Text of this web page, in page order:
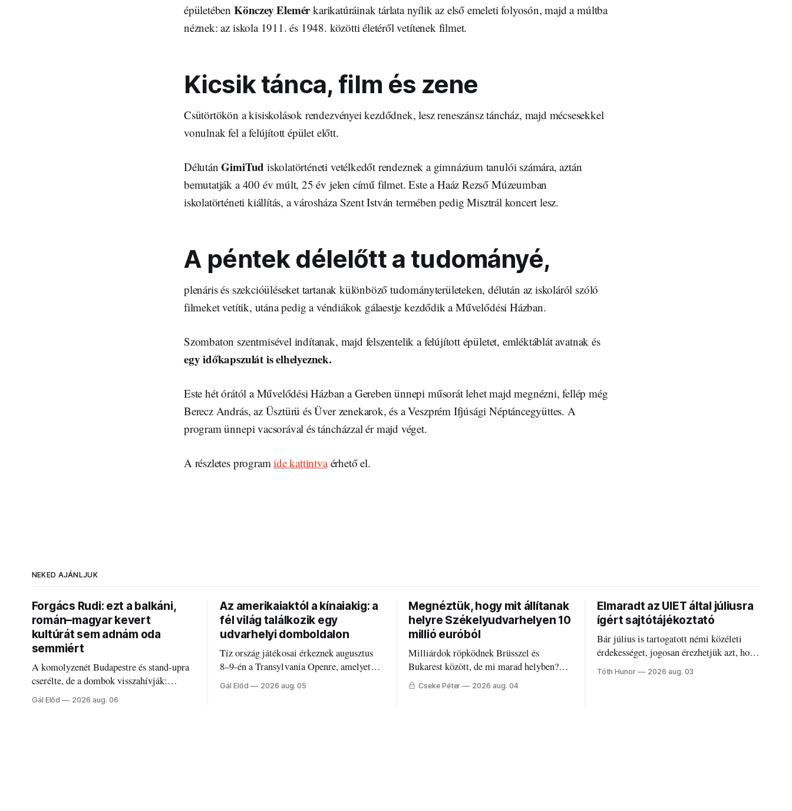
épületében Könczey Elemérkarikatúráinak tárlata nyílik az első emeleti folyosón, majd a múltba
néznek: az iskola 1911. és 1948. közötti életéről vetítenek filmet.
Kicsik tánca, film és zene
Csütörtökön a kisiskolások rendezvényei kezdődnek, lesz reneszánsz táncház, majd mécsesekkel
vonulnak fel a felújított épület előtt.
DélutánGimiTud iskolatörténeti vetélkedőt rendeznek a gimnázium tanulói számára, aztán
bemutatják a 400 év múlt, 25 év jelen című filmet. Este a Haáz Rezső Múzeumban
iskolatörténeti kiállítás, a városháza Szent István termében pedig Misztrál koncert lesz.
A péntek délelőtt a tudományé,
plenáris és szekcióüléseket tartanak különböző tudományterületeken, délután az iskoláról szóló
filmeket vetítik, utána pedig a véndiákok gálaestje kezdődik a Művelődési Házban.
Szombaton szentmisével indítanak, majd felszentelik a felújított épületet, emléktáblát avatnak és
egy időkapszulát is elhelyeznek.
Este hét órától a Művelődési Házban a Gereben ünnepi műsorát lehet majd megnézni, fellép még
Berecz András, az Üsztürü és Üver zenekarok, és a Veszprém Ifjúsági Néptáncegyüttes. A
program ünnepi vacsorával és táncházzal ér majd véget.
A részletes programide kattintvaérhető el.
NEKED AJÁNLJUK
Forgács Rudi: ezt a balkáni,
román–magyar kevert
kultúrát sem adnám oda
semmiért
A komolyzenét Budapestre és stand-upra
cserélte, de a dombok visszahívják:
Forgács Rudi humorról, származásról és
Gál Előd 2026 aug. 06
Az amerikaiaktól a kínaiakig: a
fél világ találkozik egy
udvarhelyi domboldalon
Tíz ország játékosai érkeznek augusztus
8–9-én a Transylvania Openre, amelyet
Románia legrégebben működő állandó
discgolfpályáján rendeznek meg.
Gál Előd 2026 aug. 05
Megnéztük, hogy mit állítanak
helyre Székelyudvarhelyen 10
millió euróból
Milliárdok röpködnek Brüsszel és
Bukarest között, de mi marad helyben?
Mire költik a PNRR-pénzeket
Cseke Péter 2026 aug. 04
Elmaradt az UIET által júliusra
ígért sajtótájékoztató
Bár július is tartogatott némi közéleti
érdekességet, jogosan érezhetjük azt, hogy
valami elmaradt.
Tóth Hunor 2026 aug. 03